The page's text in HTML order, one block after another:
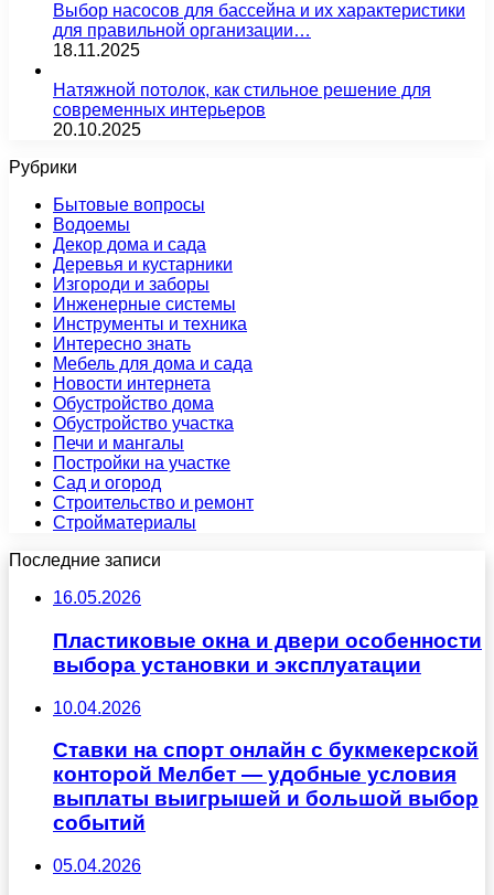
Выбор насосов для бассейна и их характеристики
для правильной организации…
18.11.2025
Натяжной потолок, как стильное решение для
современных интерьеров
20.10.2025
Рубрики
Бытовые вопросы
Водоемы
Декор дома и сада
Деревья и кустарники
Изгороди и заборы
Инженерные системы
Инструменты и техника
Интересно знать
Мебель для дома и сада
Новости интернета
Обустройство дома
Обустройство участка
Печи и мангалы
Постройки на участке
Сад и огород
Строительство и ремонт
Стройматериалы
Последние записи
16.05.2026
Пластиковые окна и двери особенности
выбора установки и эксплуатации
10.04.2026
Ставки на спорт онлайн с букмекерской
конторой Мелбет — удобные условия
выплаты выигрышей и большой выбор
событий
05.04.2026